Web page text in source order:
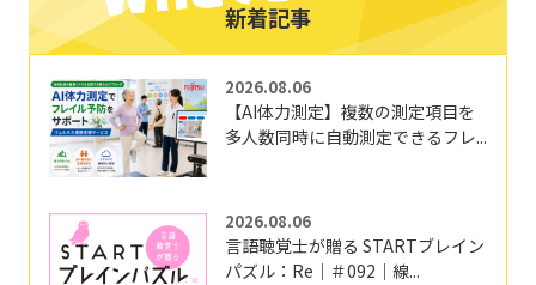
新着記事
2026.08.06
【AI体力測定】複数の測定項目を
多人数同時に自動測定できるフレ...
2026.08.06
言語聴覚士が贈る STARTブレイン
パズル：Re｜＃092｜線...